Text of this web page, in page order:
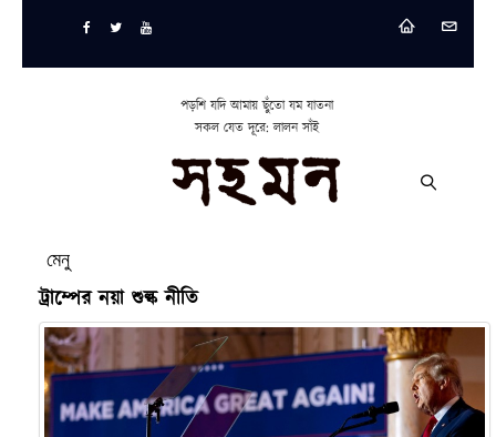
পড়শি যদি আমায় ছুঁতো যম যাতনা
সকল যেত দূরে: লালন সাঁই
মেনু
ট্রাম্পের নয়া শুল্ক নীতি